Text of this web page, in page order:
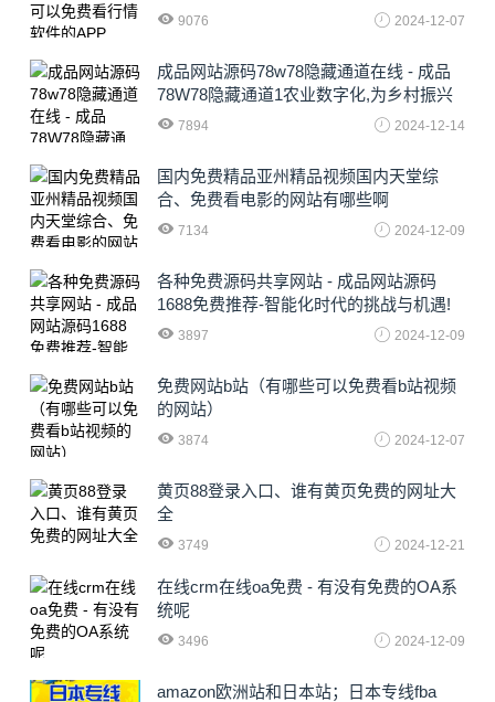
9076 2024-12-07
成品网站源码78w78隐藏通道在线 - 成品
78W78隐藏通道1农业数字化,为乡村振兴
注入新动力
7894 2024-12-14
国内免费精品亚州精品视频国内天堂综
合、免费看电影的网站有哪些啊
7134 2024-12-09
各种免费源码共享网站 - 成品网站源码
1688免费推荐-智能化时代的挑战与机遇!
3897 2024-12-09
免费网站b站（有哪些可以免费看b站视频
的网站）
3874 2024-12-07
黄页88登录入口、谁有黄页免费的网址大
全
3749 2024-12-21
在线crm在线oa免费 - 有没有免费的OA系
统呢
3496 2024-12-09
amazon欧洲站和日本站；日本专线fba